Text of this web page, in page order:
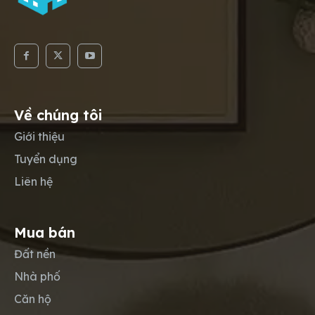
Về chúng tôi
Giới thiệu
Tuyển dụng
Liên hệ
Mua bán
Đất nền
Nhà phố
Căn hộ